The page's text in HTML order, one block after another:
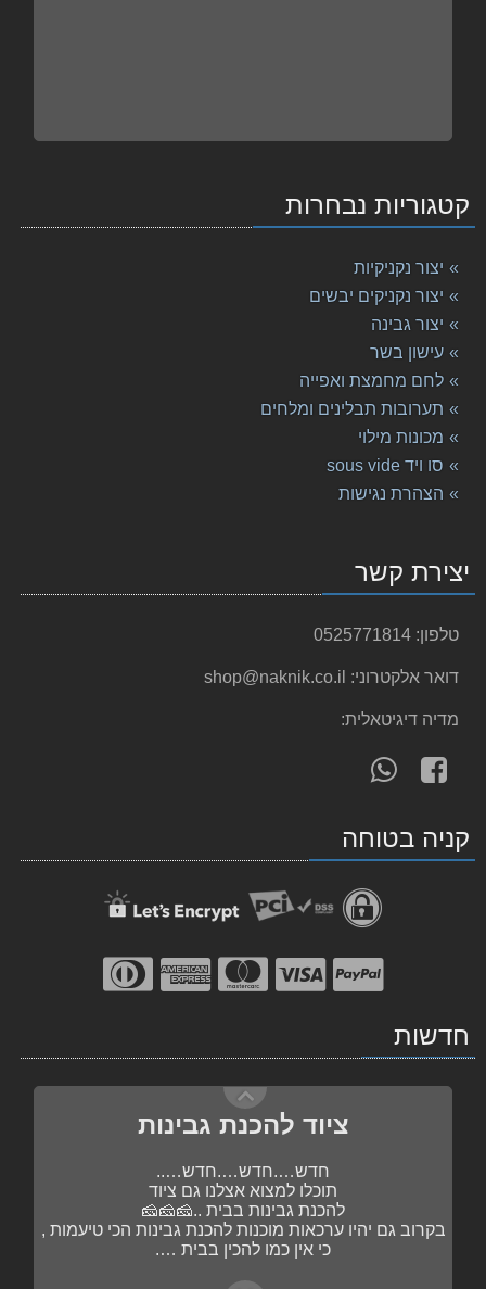
קטגוריות נבחרות
יצור נקניקיות
יצור נקניקים יבשים
יצור גבינה
עישון בשר
לחם מחמצת ואפייה
תערובות תבלינים ומלחים
מכונות מילוי
סו ויד sous vide
הצהרת נגישות
יצירת קשר
טלפון: 0525771814
דואר אלקטרוני: shop@naknik.co.il
מדיה דיגיטאלית:
עקוב
אחרינו
facebook
WhatsAppקניה בטוחה
חדשות
פשוט מוסיפים את השקית לתערובת הבשר……
ציוד להכנת גבינות
כי אין כמו להכין בבית ….
תבלינים ותערובות
בקרוב , תערובות מוכנות להכנת נקניקיות
הכי….הכי….טעימות …..